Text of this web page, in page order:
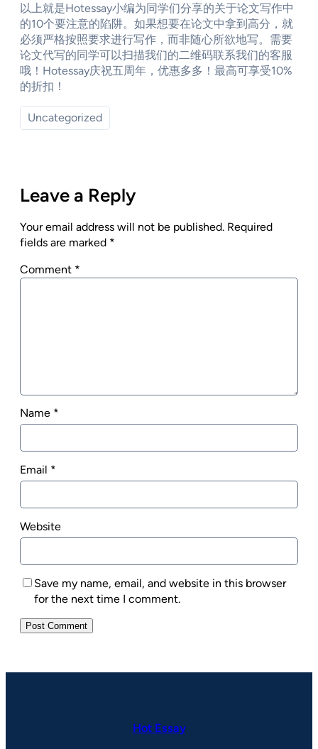
以上就是Hotessay小编为同学们分享的关于论文写作中
的10个要注意的陷阱。如果想要在论文中拿到高分，就
必须严格按照要求进行写作，而非随心所欲地写。需要
论文代写的同学可以扫描我们的二维码联系我们的客服
哦！Hotessay庆祝五周年，优惠多多！最高可享受10%
的折扣！
Uncategorized
Leave a Reply
Your email address will not be published. Required
fields are marked *
Comment *
Name *
Email *
Website
Save my name, email, and website in this browser
for the next time I comment.
Hot Essay